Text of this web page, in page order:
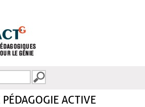
ACTIVE